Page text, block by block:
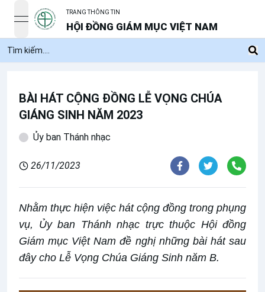
open navigation menu
TRANG THÔNG TIN
HỘI ĐỒNG GIÁM MỤC VIỆT NAM
BÀI HÁT CỘNG ĐỒNG LỄ VỌNG CHÚA
GIÁNG SINH NĂM 2023
Ủy ban Thánh nhạc
26/11/2023
Nhằm thực hiện việc hát cộng đồng trong phụng
vụ, Ủy ban Thánh nhạc trực thuộc Hội đồng
Giám mục Việt Nam đề nghị những bài hát sau
đây cho Lễ Vọng Chúa Giáng Sinh năm B.